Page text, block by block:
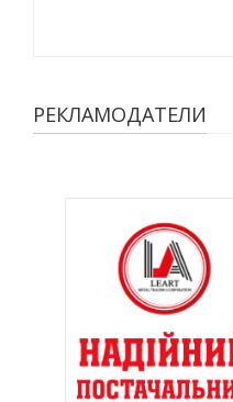
РЕКЛАМОДАТЕЛИ